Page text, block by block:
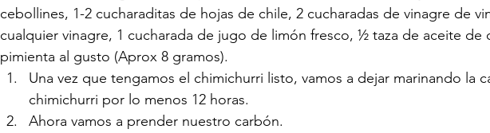
cebollines, 1-2 cucharaditas de hojas de chile, 2 cucharadas de vinagre de
cualquier vinagre, 1 cucharada de jugo de limón fresco, ½ taza de aceite de
pimienta al gusto (Aprox 8 gramos).
Una vez que tengamos el chimichurri listo, vamos a dejar marinando la
chimichurri por lo menos 12 horas.
Ahora vamos a prender nuestro carbón.